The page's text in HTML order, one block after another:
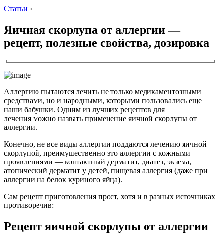
Статьи ›
Яичная скорлупа от аллергии —
рецепт, полезные свойства, дозировка
Аллергию пытаются лечить не только медикаментозными
средствами, но и народными, которыми пользовались еще
наши бабушки. Одним из лучших рецептов для
лечения можно назвать применение яичной скорлупы от
аллергии.
Конечно, не все виды аллергии поддаются лечению яичной
скорлупой, преимущественно это аллергии с кожными
проявлениями — контактный дерматит, диатез, экзема,
атопический дерматит у детей, пищевая аллергия (даже при
аллергии на белок куриного яйца).
Сам рецепт приготовления прост, хотя и в разных источниках
противоречив:
Рецепт яичной скорлупы от аллергии